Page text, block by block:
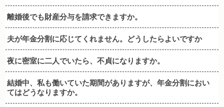
離婚後でも財産分与を請求できますか。
夫が年金分割に応じてくれません。どうしたらよいですか
夜に密室に二人でいたら、不貞になりますか。
結婚中、私も働いていた期間がありますが、年金分割におい
てはどうなりますか。